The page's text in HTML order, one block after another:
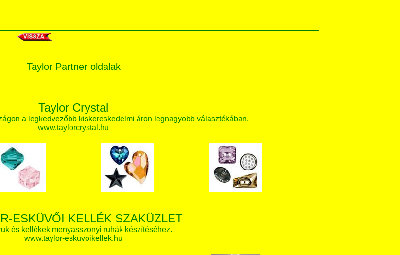
Taylor Partner oldalak
Taylor Crystal
a legkedvezőbb kiskereskedelmi áron legnagyobb választékában.
www.taylorcrystal.hu
ESKÜVŐI KELLÉK SZAKÜZLET
és kellékek menyasszonyi ruhák készítéséhez.
www.taylor-eskuvoikellek.hu